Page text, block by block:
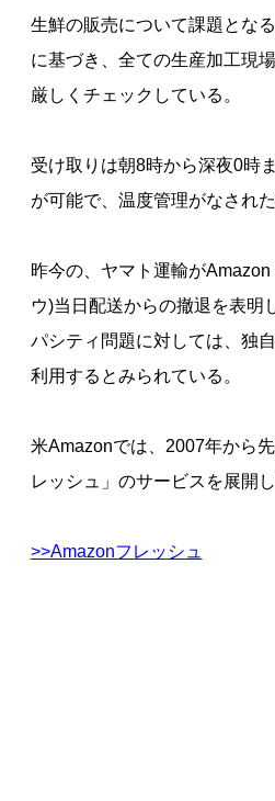
生鮮の販売について課題とな
に基づき、全ての生産加工現
厳しくチェックしている。
受け取りは朝8時から深夜0時
が可能で、温度管理がなされ
昨今の、ヤマト運輸が
ウ)当日配送からの撤退を表明
パシティ問題に対しては、独
利用するとみられている。
米Amazonでは、2007年から
レッシュ」のサービスを展開し
>>Amazonフレッシュ